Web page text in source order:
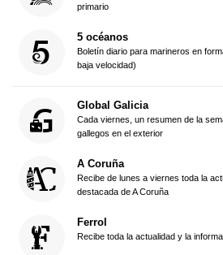
primario
5 océanos
Boletín diario para marineros en
baja velocidad)
Global Galicia
Cada viernes, un resumen de la
gallegos en el exterior
A Coruña
Recibe de lunes a viernes toda la
destacada de A Coruña
Ferrol
Recibe toda la actualidad y la